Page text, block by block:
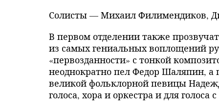
Солисты — Михаил Филимендиков,
В первом отделении также
из самых гениальных воплощений
«первозданности» с тонкой
неоднократно пел Федор Шаляпин,
великой фольклорной певицы
голоса, хора и оркестра и для